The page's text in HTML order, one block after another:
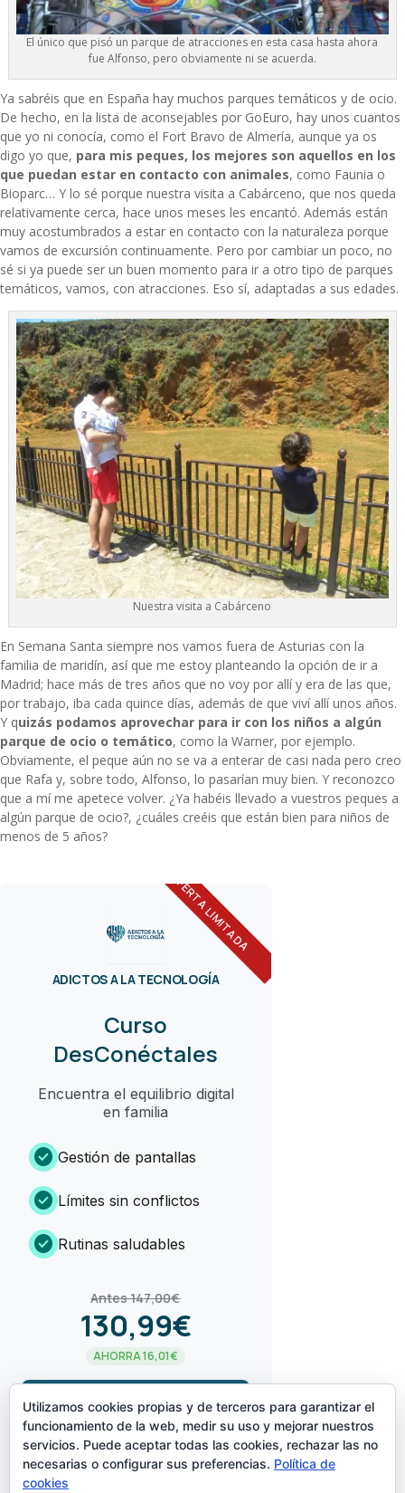
El único que pisó un parque de atracciones en esta casa hasta ahora
fue Alfonso, pero obviamente ni se acuerda.
Ya sabréis que en España hay muchos parques temáticos y de ocio.
De hecho, en la lista de aconsejables por GoEuro, hay unos cuantos
que yo ni conocía, como el Fort Bravo de Almería, aunque ya os
digo yo que, para mis peques, los mejores son aquellos en los
que puedan estar en contacto con animales, como Faunia o
Bioparc… Y lo sé porque nuestra visita a Cabárceno, que nos queda
relativamente cerca, hace unos meses les encantó. Además están
muy acostumbrados a estar en contacto con la naturaleza porque
vamos de excursión continuamente. Pero por cambiar un poco, no
sé si ya puede ser un buen momento para ir a otro tipo de parques
temáticos, vamos, con atracciones. Eso sí, adaptadas a sus edades.
Nuestra visita a Cabárceno
En Semana Santa siempre nos vamos fuera de Asturias con la
familia de maridín, así que me estoy planteando la opción de ir a
Madrid; hace más de tres años que no voy por allí y era de las que,
por trabajo, iba cada quince días, además de que viví allí unos años.
Y quizás podamos aprovechar para ir con los niños a algún
parque de ocio o temático, como la Warner, por ejemplo.
Obviamente, el peque aún no se va a enterar de casi nada pero creo
que Rafa y, sobre todo, Alfonso, lo pasarían muy bien. Y reconozco
que a mí me apetece volver. ¿Ya habéis llevado a vuestros peques a
algún parque de ocio?, ¿cuáles creéis que están bien para niños de
menos de 5 años?
OFERTA LIMITADA
ADICTOS A LA TECNOLOGÍA
Curso
DesConéctales
Encuentra el equilibrio digital
en familia
check_circle Gestión de pantallas
check_circle Límites sin conflictos
check_circle Rutinas saludables
Antes 147,00€
130,99€
AHORRA 16,01€
¡LO QUIERO!arrow_forward
CREADO POR
Utilizamos cookies propias y de terceros para garantizar el
funcionamiento de la web, medir su uso y mejorar nuestros
servicios. Puede aceptar todas las cookies, rechazar las no
necesarias o configurar sus preferencias. Política de
cookies